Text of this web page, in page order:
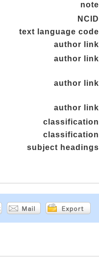
note
NCID
text language code
author link
author link
author link
author link
classification
classification
subject headings